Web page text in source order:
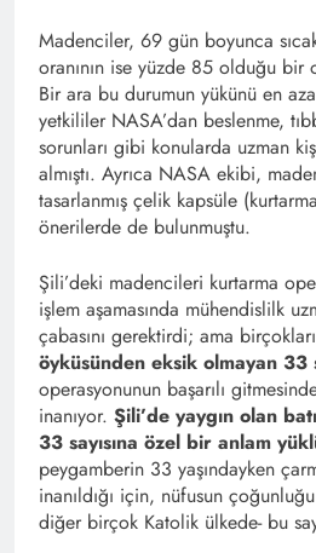
Madenciler, 69 gün boyunca
oranının ise yüzde 85 olduğu bir
Bir ara bu durumun yükünü en
yetkililer NASA’dan beslenme,
sorunları gibi konularda uzman
almıştı. Ayrıca NASA ekibi,
tasarlanmış çelik kapsüle
önerilerde de bulunmuştu.
Şili’deki madencileri kurtarma
işlem aşamasında mühendislilk
çabasını gerektirdi; ama
öyküsünden eksik olmayan 33
operasyonunun başarılı
inanıyor. Şili’de yaygın olan
33 sayısına özel bir anlam
peygamberin 33 yaşındayken
inanıldığı için, nüfusun
diğer birçok Katolik ülkede- bu